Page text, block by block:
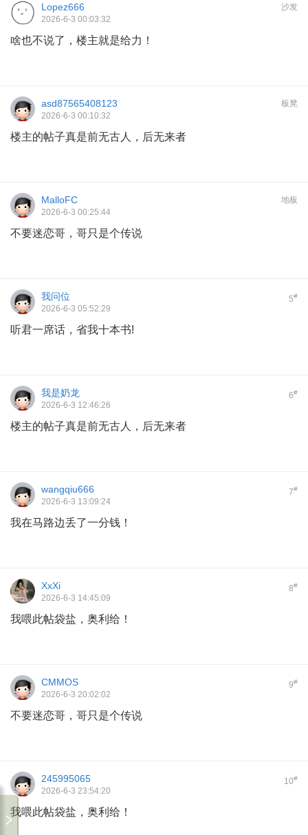
沙发
Lopez666
2026-6-3 00:03:32
啥也不说了，楼主就是给力！
板凳
asd87565408123
2026-6-3 00:10:32
楼主的帖子真是前无古人，后无来者
地板
MalloFC
2026-6-3 00:25:44
不要迷恋哥，哥只是个传说
5#
我问位
2026-6-3 05:52:29
听君一席话，省我十本书!
6#
我是奶龙
2026-6-3 12:46:26
楼主的帖子真是前无古人，后无来者
7#
wangqiu666
2026-6-3 13:09:24
我在马路边丢了一分钱！
8#
XxXi
2026-6-3 14:45:09
我喂此帖袋盐，奥利给！
9#
CMMOS
2026-6-3 20:02:02
不要迷恋哥，哥只是个传说
10#
245995065
2026-6-3 23:54:20
我喂此帖袋盐，奥利给！